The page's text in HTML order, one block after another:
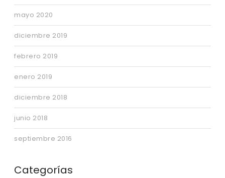
mayo 2020
diciembre 2019
febrero 2019
enero 2019
diciembre 2018
junio 2018
septiembre 2016
Categorías